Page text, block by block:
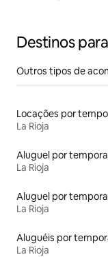
Destinos
Outros tipos de
La Rioja
La Rioja
La Rioja
La Rioja